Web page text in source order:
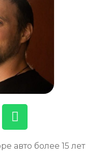
авто более 15 лет